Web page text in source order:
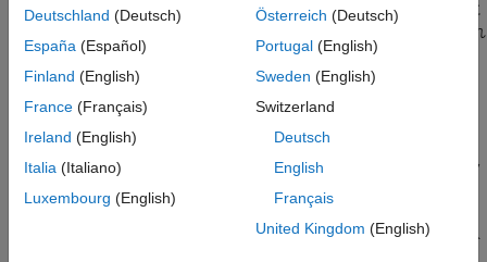
同じ形式の可視化でさまざまなデータを確認します。最初に
チャート タイプを選択します。タスクからデータを求められ
ます。
複数のプロットを結合します。 [追加]
タブをクリックして、
プロットの外観をカスタマイズします。たとえば、線グラフ
のマーカー記号や棒グラフのバーの配置を変更できます。
タスクでは、ライン プロット、散布図、ヒスト
Deutschland (Deutsch)
España (Español)
Finland (English)
France (Français)
Ireland (English)
Italia (Italiano)
Luxembourg (English)
Österreich (Deutsch)
Portugal(English)
Sweden (English)
Switzerland
Deutsch
English
Français
United Kingdom (English)